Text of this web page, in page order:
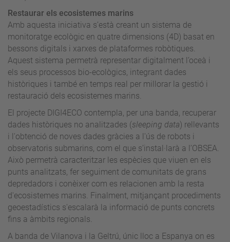
Restaurar els ecosistemes marins
Amb aquesta iniciativa s’està creant un sistema de
monitoratge ecològic en quatre dimensions (4D) basat en
bessons digitals i xarxes de plataformes robòtiques.
Aquest sistema permetrà representar digitalment l’oceà i
els seus processos bio-ecològics, integrant dades
històriques i també en temps real per millorar la gestió i
restauració dels ecosistemes marins.
El projecte DIGI4ECO contempla, per una banda, recuperar
dades històriques no analitzades (sleeping data) rellevants
i l'obtenció de noves dades gràcies a l'ús de robots i
observatoris submarins, com el que s’instal·larà a l’OBSEA.
Això permetrà caracteritzar les espècies que viuen en els
punts analitzats, fer seguiment de comunitats de grans
depredadors i conèixer com es relacionen amb la resta
d'ecosistemes marins. Finalment, mitjançant procediments
geoestadístics s'escalarà la informació de punts concrets
fins a àmbits regionals.
A banda de Vilanova i la Geltrú, únic lloc a Espanya on es